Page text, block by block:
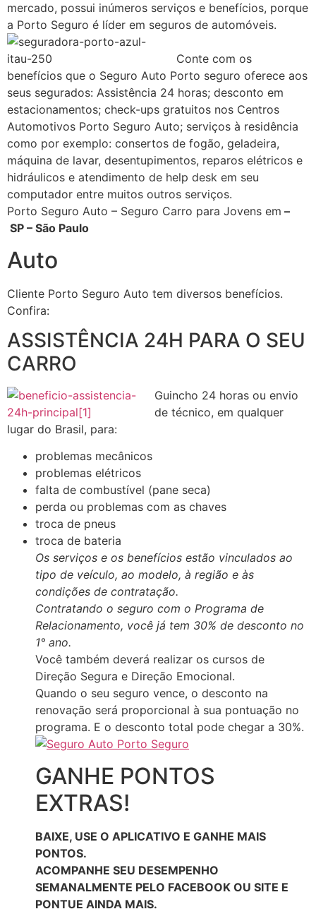
mercado, possui inúmeros serviços e benefícios, porque
a Porto Seguro é líder em seguros de automóveis.
Conte com os
benefícios que o Seguro Auto Porto seguro oferece aos
seus segurados: Assistência 24 horas; desconto em
estacionamentos; check-ups gratuitos nos Centros
Automotivos Porto Seguro Auto; serviços à residência
como por exemplo: consertos de fogão, geladeira,
máquina de lavar, desentupimentos, reparos elétricos e
hidráulicos e atendimento de help desk em seu
computador entre muitos outros serviços.
Porto Seguro Auto – Seguro Carro para Jovens em –
SP – São Paulo
Auto
Cliente Porto Seguro Auto tem diversos benefícios.
Confira:
ASSISTÊNCIA 24H PARA O SEU
CARRO
Guincho 24 horas ou envio
de técnico, em qualquer
lugar do Brasil, para:
problemas mecânicos
problemas elétricos
falta de combustível (pane seca)
perda ou problemas com as chaves
troca de pneus
troca de bateria
Os serviços e os benefícios estão vinculados ao
tipo de veículo, ao modelo, à região e às
condições de contratação.
Contratando o seguro com o Programa de
Relacionamento, você já tem 30% de desconto no
1° ano.
Você também deverá realizar os cursos de
Direção Segura e Direção Emocional.
Quando o seu seguro vence, o desconto na
renovação será proporcional à sua pontuação no
programa. E o desconto total pode chegar a 30%.
GANHE PONTOS
EXTRAS!
BAIXE, USE O APLICATIVO E GANHE MAIS
PONTOS.
ACOMPANHE SEU DESEMPENHO
SEMANALMENTE PELO FACEBOOK OU SITE E
PONTUE AINDA MAIS.